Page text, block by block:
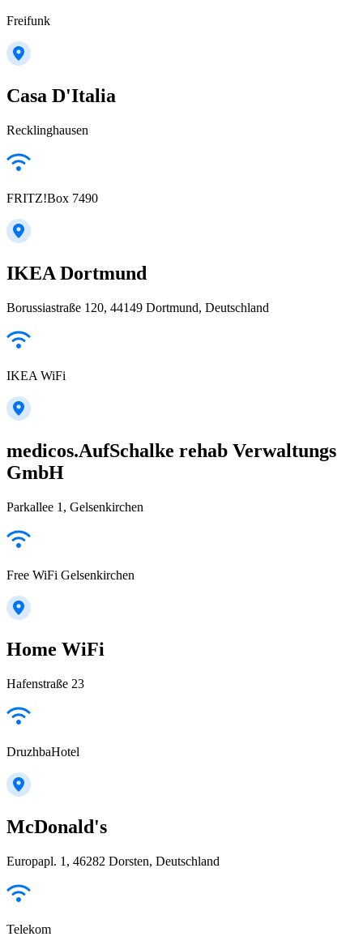
Freifunk
Casa D'Italia
Recklinghausen
FRITZ!Box 7490
IKEA Dortmund
Borussiastraße 120, 44149 Dortmund, Deutschland
IKEA WiFi
medicos.AufSchalke rehab Verwaltungs
GmbH
Parkallee 1, Gelsenkirchen
Free WiFi Gelsenkirchen
Home WiFi
Hafenstraße 23
DruzhbaHotel
McDonald's
Europapl. 1, 46282 Dorsten, Deutschland
Telekom